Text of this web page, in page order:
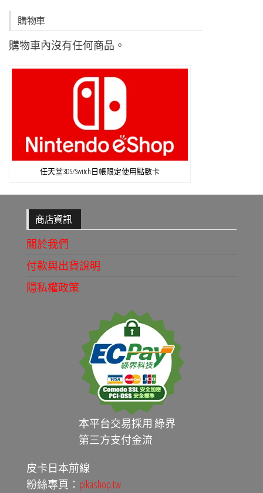
購物車
購物車內沒有任何商品。
任天堂3DS/Switch日帳限定使用點數卡
商店資訊
關於我們
付款與出貨說明
隱私權政策
本平台交易採用 綠界
第三方支付金流
皮卡日本前線
粉絲專頁： pikashop.tw